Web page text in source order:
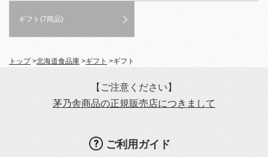
ギフト(7商品)
トップ>北海道食品庫 >ギフト >ギフト
【ご注意ください】
茅乃舎商品の正規販売店につきまして
ご利用ガイド